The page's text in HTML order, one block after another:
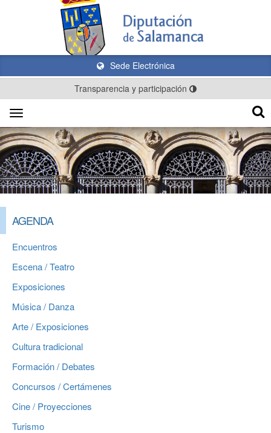
Sede Electrónica
Transparencia y participación
Toggle
navigation
AGENDA
Encuentros
Escena / Teatro
Exposiciones
Música / Danza
Arte / Exposiciones
Cultura tradicional
Formación / Debates
Concursos / Certámenes
Cine / Proyecciones
Turismo